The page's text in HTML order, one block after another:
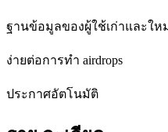
ฐานข้อมูลของผู้ใช้เก่าและใ
ง่ายต่อการทํา airdrops
ประกาศอัตโนมัติ